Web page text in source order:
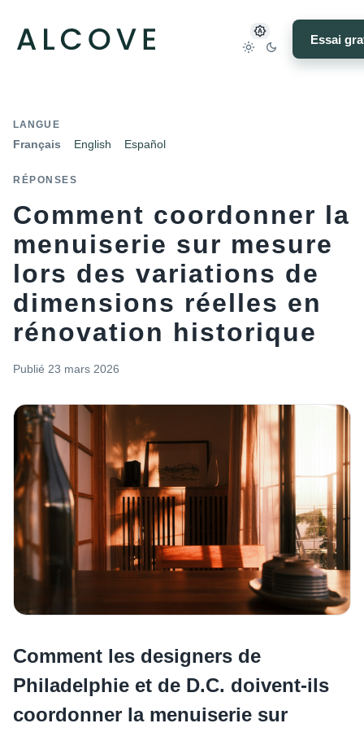
Essai
LANGUE
Français English Español
RÉPONSES
Comment coordonner la
menuiserie sur mesure
lors des variations de
dimensions réelles en
rénovation historique
Publié 23 mars 2026
Comment les designers de
Philadelphie et de D.C. doivent-ils
coordonner la menuiserie sur